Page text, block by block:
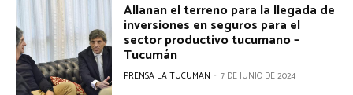
Allanan el terreno para la llegada de
inversiones en seguros para el
sector productivo tucumano –
Tucumán
PRENSA LA TUCUMAN - 7 DE JUNIO DE 2024